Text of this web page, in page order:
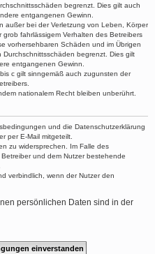
begrenzt. Dies gilt auch
entgangenen Gewinn.
außer bei der Verletzung von Leben, Körper
fahrlässigem Verhalten des Betreibers
vorhersehbaren Schäden und im Übrigen
begrenzt. Dies gilt
entgangenen Gewinn.
c gilt sinngemäß auch zugunsten der
nationalem Recht bleiben unberührt.
und die Datenschutzerklärung
per E-Mail mitgeteilt.
zu widersprechen. Im Falle des
und dem Nutzer bestehende
verbindlich, wenn der Nutzer den
persönlichen Daten sind in der